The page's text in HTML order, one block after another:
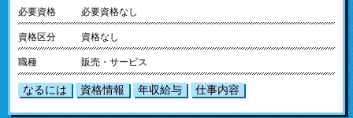
必要資格 必要資格なし
資格区分 資格なし
職種 販売・サービス
なるには 資格情報 年収給与 仕事内容